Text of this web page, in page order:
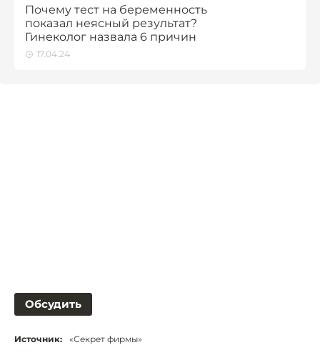
Почему тест на беременность
показал неясный результат?
Гинеколог назвала 6 причин
17.04.24
Обсудить
Источник: «Секрет фирмы»